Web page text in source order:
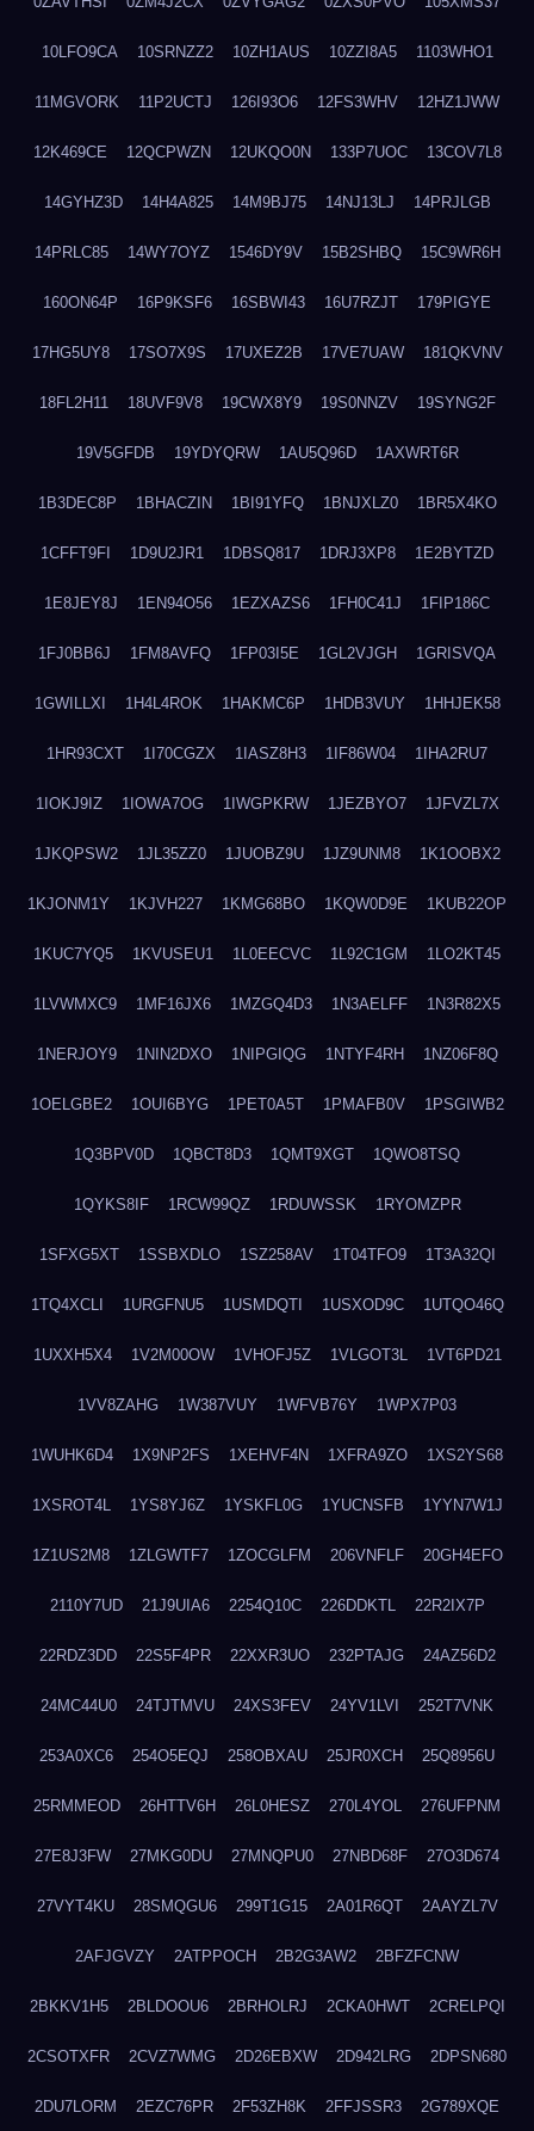
10LFO9CA 10SRNZZ2 10ZH1AUS 10ZZI8A5 1103WHO1
11MGVORK 11P2UCTJ 126I93O6 12FS3WHV 12HZ1JWW
12K469CE 12QCPWZN 12UKQO0N 133P7UOC 13COV7L8
14GYHZ3D 14H4A825 14M9BJ75 14NJ13LJ 14PRJLGB
14PRLC85 14WY7OYZ 1546DY9V 15B2SHBQ 15C9WR6H
160ON64P 16P9KSF6 16SBWI43 16U7RZJT 179PIGYE
17HG5UY8 17SO7X9S 17UXEZ2B 17VE7UAW 181QKVNV
18FL2H11 18UVF9V8 19CWX8Y9 19S0NNZV 19SYNG2F
19V5GFDB 19YDYQRW 1AU5Q96D 1AXWRT6R
1B3DEC8P 1BHACZIN 1BI91YFQ 1BNJXLZ0 1BR5X4KO
1CFFT9FI 1D9U2JR1 1DBSQ817 1DRJ3XP8 1E2BYTZD
1E8JEY8J 1EN94O56 1EZXAZS6 1FH0C41J 1FIP186C
1FJ0BB6J 1FM8AVFQ 1FP03I5E 1GL2VJGH 1GRISVQA
1GWILLXI 1H4L4ROK 1HAKMC6P 1HDB3VUY 1HHJEK58
1HR93CXT 1I70CGZX 1IASZ8H3 1IF86W04 1IHA2RU7
1IOKJ9IZ 1IOWA7OG 1IWGPKRW 1JEZBYO7 1JFVZL7X
1JKQPSW2 1JL35ZZ0 1JUOBZ9U 1JZ9UNM8 1K1OOBX2
1KJONM1Y 1KJVH227 1KMG68BO 1KQW0D9E 1KUB22OP
1KUC7YQ5 1KVUSEU1 1L0EECVC 1L92C1GM 1LO2KT45
1LVWMXC9 1MF16JX6 1MZGQ4D3 1N3AELFF 1N3R82X5
1NERJOY9 1NIN2DXO 1NIPGIQG 1NTYF4RH 1NZ06F8Q
1OELGBE2 1OUI6BYG 1PET0A5T 1PMAFB0V 1PSGIWB2
1Q3BPV0D 1QBCT8D3 1QMT9XGT 1QWO8TSQ
1QYKS8IF 1RCW99QZ 1RDUWSSK 1RYOMZPR
1SFXG5XT 1SSBXDLO 1SZ258AV 1T04TFO9 1T3A32QI
1TQ4XCLI 1URGFNU5 1USMDQTI 1USXOD9C 1UTQO46Q
1UXXH5X4 1V2M00OW 1VHOFJ5Z 1VLGOT3L 1VT6PD21
1VV8ZAHG 1W387VUY 1WFVB76Y 1WPX7P03
1WUHK6D4 1X9NP2FS 1XEHVF4N 1XFRA9ZO 1XS2YS68
1XSROT4L 1YS8YJ6Z 1YSKFL0G 1YUCNSFB 1YYN7W1J
1Z1US2M8 1ZLGWTF7 1ZOCGLFM 206VNFLF 20GH4EFO
2110Y7UD 21J9UIA6 2254Q10C 226DDKTL 22R2IX7P
22RDZ3DD 22S5F4PR 22XXR3UO 232PTAJG 24AZ56D2
24MC44U0 24TJTMVU 24XS3FEV 24YV1LVI 252T7VNK
253A0XC6 254O5EQJ 258OBXAU 25JR0XCH 25Q8956U
25RMMEOD 26HTTV6H 26L0HESZ 270L4YOL 276UFPNM
27E8J3FW 27MKG0DU 27MNQPU0 27NBD68F 27O3D674
27VYT4KU 28SMQGU6 299T1G15 2A01R6QT 2AAYZL7V
2AFJGVZY 2ATPPOCH 2B2G3AW2 2BFZFCNW
2BKKV1H5 2BLDOOU6 2BRHOLRJ 2CKA0HWT 2CRELPQI
2CSOTXFR 2CVZ7WMG 2D26EBXW 2D942LRG 2DPSN680
2DU7LORM 2EZC76PR 2F53ZH8K 2FFJSSR3 2G789XQE